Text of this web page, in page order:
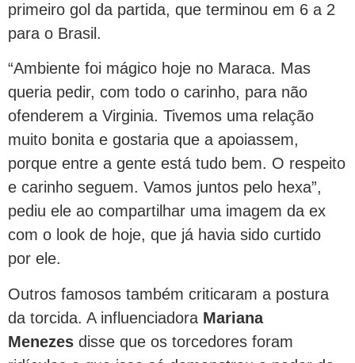
primeiro gol da partida, que terminou em 6 a 2
para o Brasil.
“Ambiente foi mágico hoje no Maraca. Mas
queria pedir, com todo o carinho, para não
ofenderem a Virginia. Tivemos uma relação
muito bonita e gostaria que a apoiassem,
porque entre a gente está tudo bem. O respeito
e carinho seguem. Vamos juntos pelo hexa”,
pediu ele ao compartilhar uma imagem da ex
com o look de hoje, que já havia sido curtido
por ele.
Outros famosos também criticaram a postura
da torcida. A influenciadora Mariana
Menezes disse que os torcedores foram